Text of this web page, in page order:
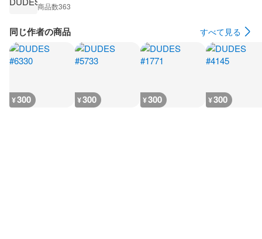
商品数363
同じ作者の商品 すべて見る
¥300 ¥300 ¥300 ¥300